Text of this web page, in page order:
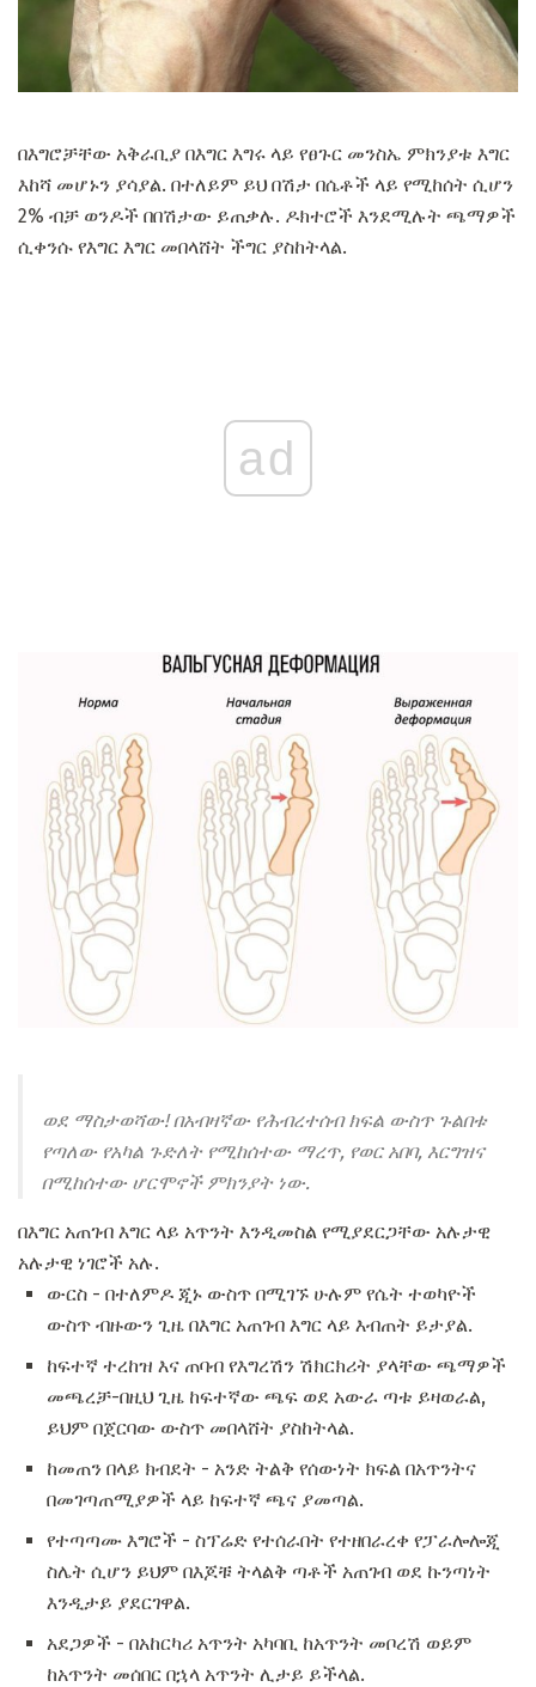
በእግሮቻቸው አቅራቢያ በእግር እግሩ ላይ የፀጉር መንስኤ ምክንያቱ እግር
እከሻ መሆኑን ያሳያል. በተለይም ይህ በሽታ በሴቶች ላይ የሚከሰት ሲሆን
2% ብቻ ወንዶች በበሽታው ይጠቃሉ. ዶክተሮች እንደሚሉት ጫማዎች
ሲቀንሱ የእግር እግር መበላሸት ችግር ያስከትላል.
ad
ወደ ማስታወሻው! በአብዛኛው የሕብረተሰብ ክፍል ውስጥ ጉልበቱ
የጣለው የአካል ጉድለት የሚከሰተው ማረጥ, የወር አበባ, እርግዝና
በሚከሰተው ሆርሞኖች ምክንያት ነው.
በእግር አጠገብ እግር ላይ አጥንት እንዲመስል የሚያደርጋቸው አሉታዊ
አሉታዊ ነገሮች አሉ.
ውርስ - በተለምዶ ጂኑ ውስጥ በሚገኙ ሁሉም የሴት ተወካዮች
ውስጥ ብዙውን ጊዜ በእግር አጠገብ እግር ላይ እብጠት ይታያል.
ከፍተኛ ተረከዝ እና ጠባብ የእግረሽን ሽክርክሪት ያላቸው ጫማዎች
መጫረቻ-በዚህ ጊዜ ከፍተኛው ጫፍ ወደ አውራ ጣቱ ይዛወራል,
ይህም በጀርባው ውስጥ መበላሸት ያስከትላል.
ከመጠን በላይ ክብደት - አንድ ትልቅ የሰውነት ክፍል በአጥንትና
በመገጣጠሚያዎች ላይ ከፍተኛ ጫና ያመጣል.
የተጣጣሙ እግሮች - ስፕሬድ የተሰራበት የተዘበራረቀ የፓራሎሎጂ
ስሌት ሲሆን ይህም በእጆቹ ትላልቅ ጣቶች አጠገብ ወደ ኩንጣነት
እንዲታይ ያደርገዋል.
አደጋዎች - በአከርካሪ አጥንት አካባቢ ከአጥንት መቦረሽ ወይም
ከአጥንት መሰበር በኋላ አጥንት ሊታይ ይችላል.